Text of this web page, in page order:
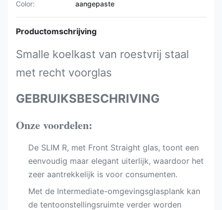
Color: aangepaste
Productomschrijving
Smalle koelkast van roestvrij staal
met recht voorglas
GEBRUIKSBESCHRIVING
Onze voordelen:
De SLIM R, met Front Straight glas, toont een
eenvoudig maar elegant uiterlijk, waardoor het
zeer aantrekkelijk is voor consumenten.
Met de Intermediate-omgevingsglasplank kan
de tentoonstellingsruimte verder worden